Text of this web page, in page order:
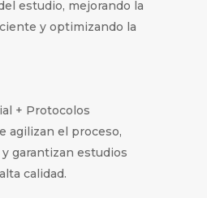
estudio, mejorando la
y optimizando la
+ Protocolos
agilizan el proceso,
garantizan estudios
calidad.